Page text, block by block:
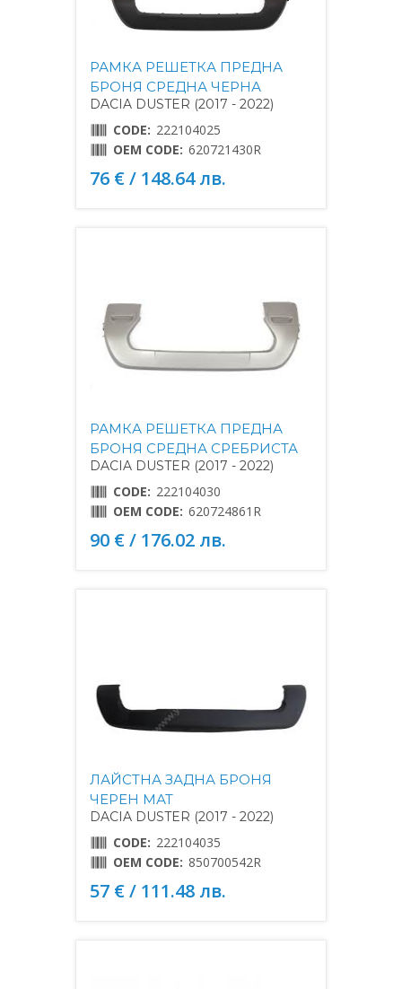
РАМКА РЕШЕТКА ПРЕДНА
БРОНЯ СРЕДНА ЧЕРНА
DACIA DUSTER (2017 - 2022)
CODE: 222104025
OEM CODE: 620721430R
76 € / 148.64 лв.
РАМКА РЕШЕТКА ПРЕДНА
БРОНЯ СРЕДНА СРЕБРИСТА
DACIA DUSTER (2017 - 2022)
CODE: 222104030
OEM CODE: 620724861R
90 € / 176.02 лв.
ЛАЙСТНА ЗАДНА БРОНЯ
ЧЕРЕН МАТ
DACIA DUSTER (2017 - 2022)
CODE: 222104035
OEM CODE: 850700542R
57 € / 111.48 лв.